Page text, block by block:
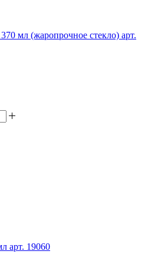
мл (жаропрочное стекло) арт.
арт. 19060